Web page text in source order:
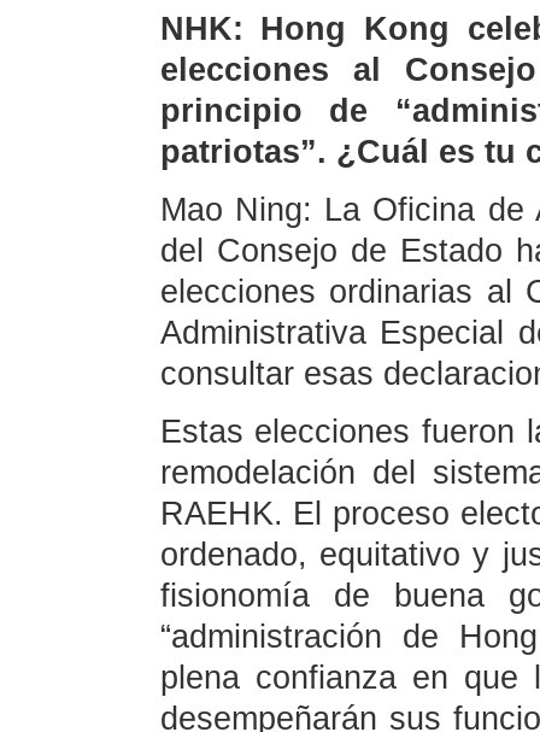
NHK: Hong Kong
elecciones al
principio de
patriotas”. ¿Cuál es tu
Mao Ning: La Oficina
del Consejo de Estado
elecciones ordinarias al
Administrativa Especial
consultar esas
Estas elecciones fueron
remodelación del
RAEHK. El proceso
ordenado, equitativo y
fisionomía de buena
“administración de
plena confianza en que
desempeñarán sus